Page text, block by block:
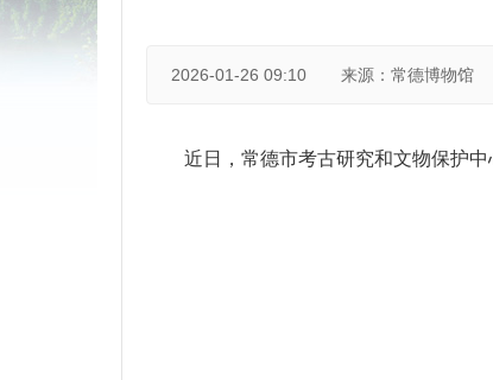
2026-01-26 09:10 来源：常德博物馆
近日，常德市考古研究和文物保护